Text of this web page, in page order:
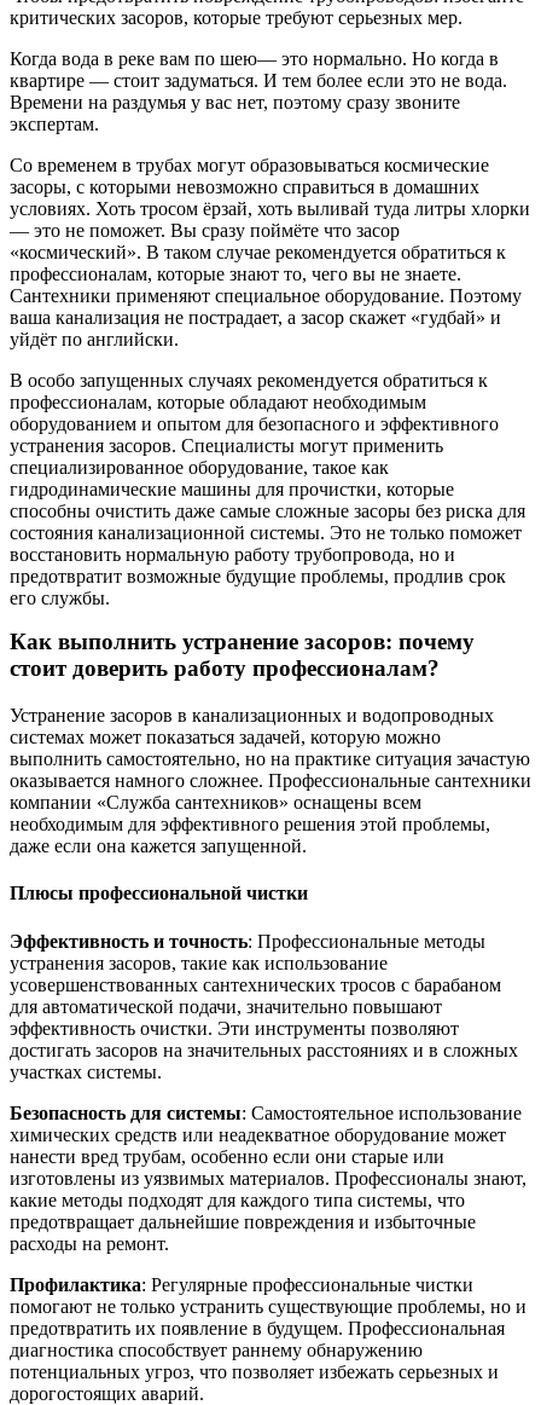
критических засоров, которые требуют серьезных мер.
Когда вода в реке вам по шею— это нормально. Но когда в
квартире — стоит задуматься. И тем более если это не вода.
Времени на раздумья у вас нет, поэтому сразу звоните
экспертам.
Со временем в трубах могут образовываться космические
засоры, с которыми невозможно справиться в домашних
условиях. Хоть тросом ëрзай, хоть выливай туда литры хлорки
— это не поможет. Вы сразу поймëте что засор
«космический». В таком случае рекомендуется обратиться к
профессионалам, которые знают то, чего вы не знаете.
Сантехники применяют специальное оборудование. Поэтому
ваша канализация не пострадает, а засор скажет «гудбай» и
уйдëт по английски.
В особо запущенных случаях рекомендуется обратиться к
профессионалам, которые обладают необходимым
оборудованием и опытом для безопасного и эффективного
устранения засоров. Специалисты могут применить
специализированное оборудование, такое как
гидродинамические машины для прочистки, которые
способны очистить даже самые сложные засоры без риска для
состояния канализационной системы. Это не только поможет
восстановить нормальную работу трубопровода, но и
предотвратит возможные будущие проблемы, продлив срок
его службы.
Как выполнить устранение засоров: почему
стоит доверить работу профессионалам?
Устранение засоров в канализационных и водопроводных
системах может показаться задачей, которую можно
выполнить самостоятельно, но на практике ситуация зачастую
оказывается намного сложнее. Профессиональные сантехники
компании «Служба сантехников» оснащены всем
необходимым для эффективного решения этой проблемы,
даже если она кажется запущенной.
Плюсы профессиональной чистки
Эффективность и точность: Профессиональные методы
устранения засоров, такие как использование
усовершенствованных сантехнических тросов с барабаном
для автоматической подачи, значительно повышают
эффективность очистки. Эти инструменты позволяют
достигать засоров на значительных расстояниях и в сложных
участках системы.
Безопасность для системы: Самостоятельное использование
химических средств или неадекватное оборудование может
нанести вред трубам, особенно если они старые или
изготовлены из уязвимых материалов. Профессионалы знают,
какие методы подходят для каждого типа системы, что
предотвращает дальнейшие повреждения и избыточные
расходы на ремонт.
Профилактика: Регулярные профессиональные чистки
помогают не только устранить существующие проблемы, но и
предотвратить их появление в будущем. Профессиональная
диагностика способствует раннему обнаружению
потенциальных угроз, что позволяет избежать серьезных и
дорогостоящих аварий.